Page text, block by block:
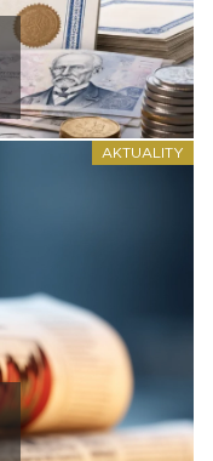
AKTUALITY